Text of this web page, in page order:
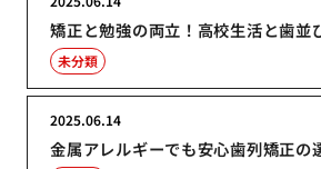
矯正と勉強の両立！高校生活と歯並
未分類
金属アレルギーでも安心歯列矯正の
2025.06.14